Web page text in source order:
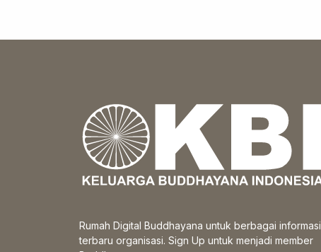
Rumah Digital Buddhayana untuk berbagai informasi
terbaru organisasi. Sign Up untuk menjadi member